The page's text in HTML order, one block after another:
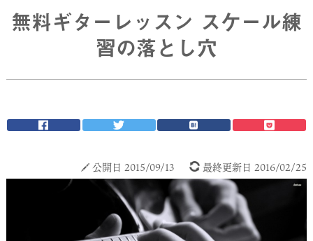
無料ギターレッスン スケール練
習の落とし穴
公開日 2015/09/13 最終更新日 2016/02/25